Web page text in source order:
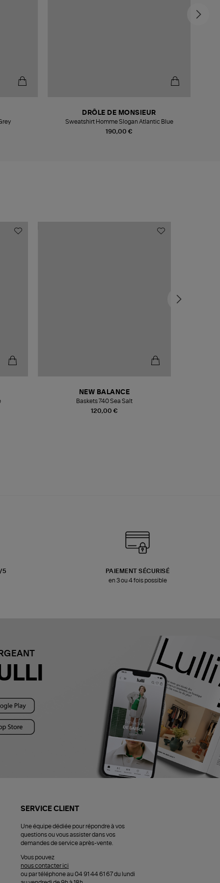
190,00 €
DRÔLE DE MONSIEUR
Sweatshirt Homme Slogan Atlantic Blue
120,00 €
NEW BALANCE
Baskets 740 Sea Salt
5
PAIEMENT SÉCURISÉ
en 3 ou 4 fois possible
SERVICE CLIENT
Une équipe dédiée pour répondre à vos
questions ou vous assister dans vos
demandes de service après-vente.
Vous pouvez
nous contacter ici
ou par téléphone au 04 91 44 61 67 du lundi